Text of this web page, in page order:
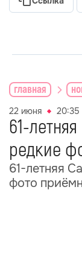
главная
22 июня 20:35
61-
редкие
61-летняя
фото